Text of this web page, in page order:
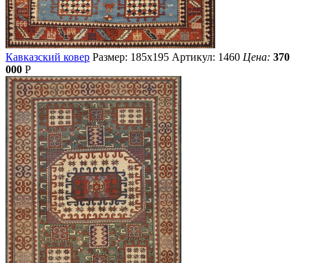
Кавказский ковер Размер: 185х195 Артикул: 1460 Цена: 370
000 Р